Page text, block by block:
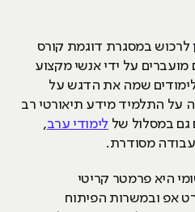
במסגרת דוגמת קורס
מועברים על ידי אנשי מקצוע
שמה את הדגש על
על התלמיד מידע תיאורטי רב
גם במסלול של לימודי ערב,
מסודרת.
היא פרמטר קריטי
אפ ובמשרות הפיתוח